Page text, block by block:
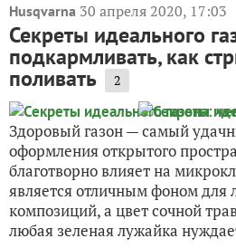
Husqvarna 30 апреля 2020, 17:03
Секреты идеального
подкармливать, как
поливать 2
Здоровый газон — самый
оформления открытого
благотворно влияет на
является отличным фоном
композиций, а цвет сочной
любая зеленая лужайка